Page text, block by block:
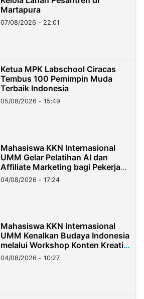
Martapura
07/08/2026 - 22:01
Ketua MPK Labschool Ciracas
Tembus 100 Pemimpin Muda
Terbaik Indonesia
05/08/2026 - 15:49
Mahasiswa KKN Internasional
UMM Gelar Pelatihan AI dan
Affiliate Marketing bagi Pekerja
Migran Indonesia di Taiwan
04/08/2026 - 17:24
Mahasiswa KKN Internasional
UMM Kenalkan Budaya Indonesia
melalui Workshop Konten Kreatif
di Taiwan
04/08/2026 - 10:27